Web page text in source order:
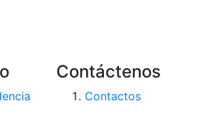
Contáctenos
Contactos